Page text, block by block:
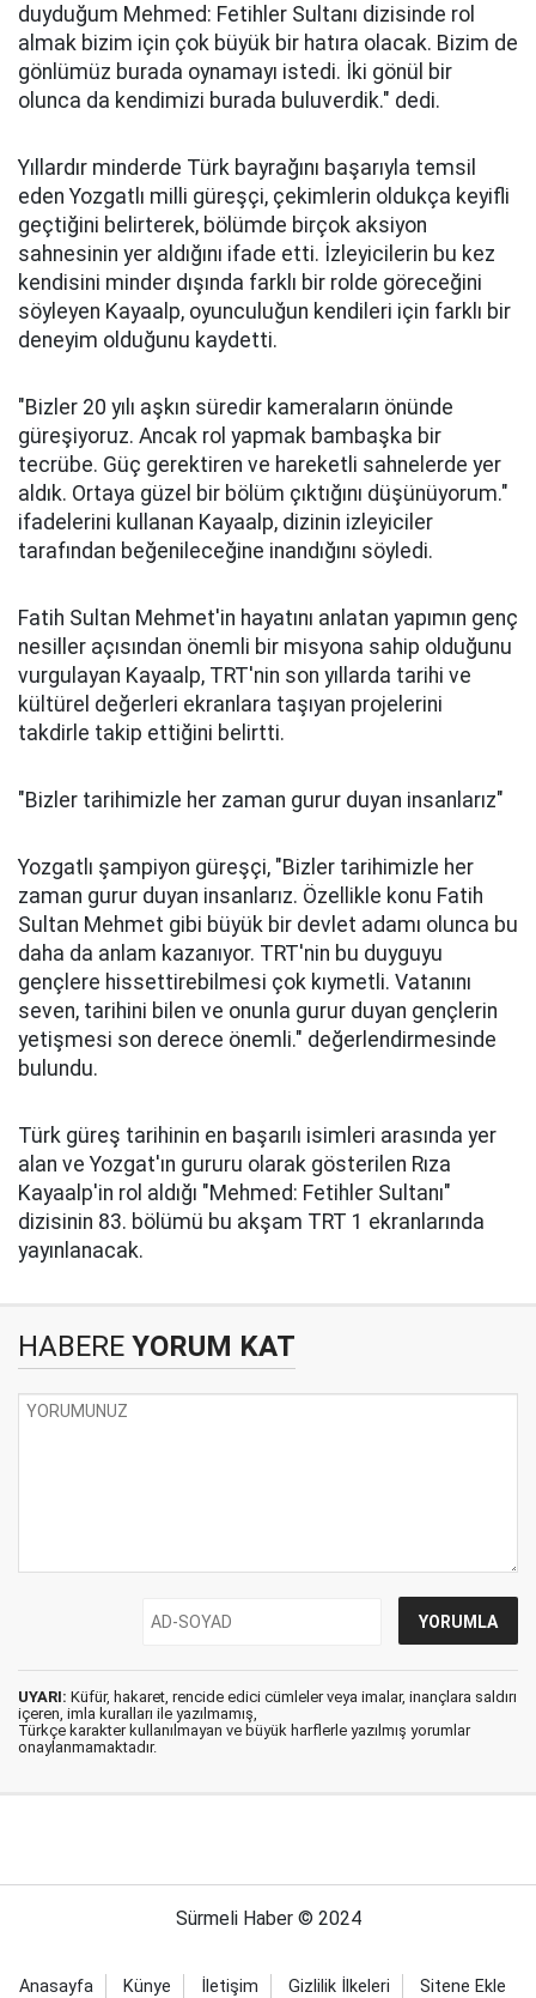
duyduğum Mehmed: Fetihler Sultanı dizisinde rol
almak bizim için çok büyük bir hatıra olacak. Bizim de
gönlümüz burada oynamayı istedi. İki gönül bir
olunca da kendimizi burada buluverdik." dedi.
Yıllardır minderde Türk bayrağını başarıyla temsil
eden Yozgatlı milli güreşçi, çekimlerin oldukça keyifli
geçtiğini belirterek, bölümde birçok aksiyon
sahnesinin yer aldığını ifade etti. İzleyicilerin bu kez
kendisini minder dışında farklı bir rolde göreceğini
söyleyen Kayaalp, oyunculuğun kendileri için farklı bir
deneyim olduğunu kaydetti.
"Bizler 20 yılı aşkın süredir kameraların önünde
güreşiyoruz. Ancak rol yapmak bambaşka bir
tecrübe. Güç gerektiren ve hareketli sahnelerde yer
aldık. Ortaya güzel bir bölüm çıktığını düşünüyorum."
ifadelerini kullanan Kayaalp, dizinin izleyiciler
tarafından beğenileceğine inandığını söyledi.
Fatih Sultan Mehmet'in hayatını anlatan yapımın genç
nesiller açısından önemli bir misyona sahip olduğunu
vurgulayan Kayaalp, TRT'nin son yıllarda tarihi ve
kültürel değerleri ekranlara taşıyan projelerini
takdirle takip ettiğini belirtti.
"Bizler tarihimizle her zaman gurur duyan insanlarız"
Yozgatlı şampiyon güreşçi, "Bizler tarihimizle her
zaman gurur duyan insanlarız. Özellikle konu Fatih
Sultan Mehmet gibi büyük bir devlet adamı olunca bu
daha da anlam kazanıyor. TRT'nin bu duyguyu
gençlere hissettirebilmesi çok kıymetli. Vatanını
seven, tarihini bilen ve onunla gurur duyan gençlerin
yetişmesi son derece önemli." değerlendirmesinde
bulundu.
Türk güreş tarihinin en başarılı isimleri arasında yer
alan ve Yozgat'ın gururu olarak gösterilen Rıza
Kayaalp'in rol aldığı "Mehmed: Fetihler Sultanı"
dizisinin 83. bölümü bu akşam TRT 1 ekranlarında
yayınlanacak.
HABERE YORUM KAT
UYARI: Küfür, hakaret, rencide edici cümleler veya imalar, inançlara saldırı
içeren, imla kuralları ile yazılmamış,
Türkçe karakter kullanılmayan ve büyük harflerle yazılmış yorumlar
onaylanmamaktadır.
Sürmeli Haber © 2024
Anasayfa Künye İletişim Gizlilik İlkeleri Sitene Ekle